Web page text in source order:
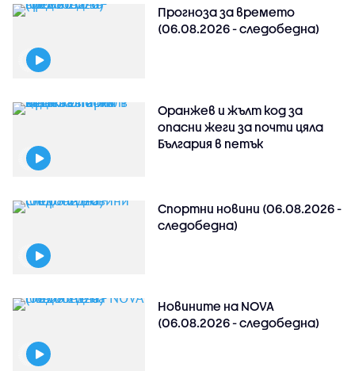
Прогноза за времето
(06.08.2026 - следобедна)
Оранжев и жълт код за
опасни жеги за почти цяла
България в петък
Спортни новини (06.08.2026 -
следобедна)
Новините на NOVA
(06.08.2026 - следобедна)